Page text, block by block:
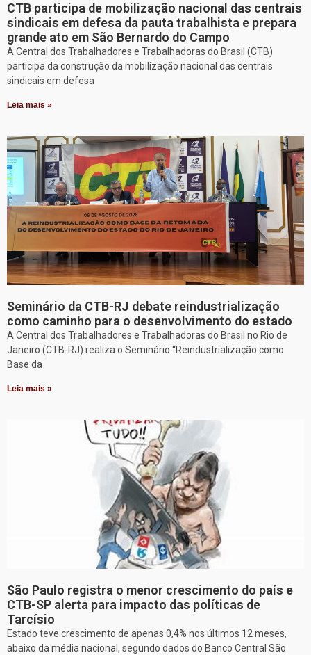
CTB participa de mobilização nacional das centrais
sindicais em defesa da pauta trabalhista e prepara
grande ato em São Bernardo do Campo
A Central dos Trabalhadores e Trabalhadoras do Brasil (CTB)
participa da construção da mobilização nacional das centrais
sindicais em defesa
Leia mais »
Seminário da CTB-RJ debate reindustrialização
como caminho para o desenvolvimento do estado
A Central dos Trabalhadores e Trabalhadoras do Brasil no Rio de
Janeiro (CTB-RJ) realiza o Seminário “Reindustrialização como
Base da
Leia mais »
São Paulo registra o menor crescimento do país e
CTB-SP alerta para impacto das políticas de
Tarcísio
Estado teve crescimento de apenas 0,4% nos últimos 12 meses,
abaixo da média nacional, segundo dados do Banco Central São